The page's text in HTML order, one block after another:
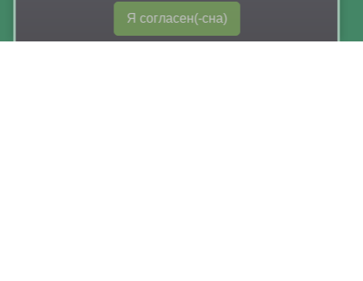
Карта сайта
Я согласен(-сна)